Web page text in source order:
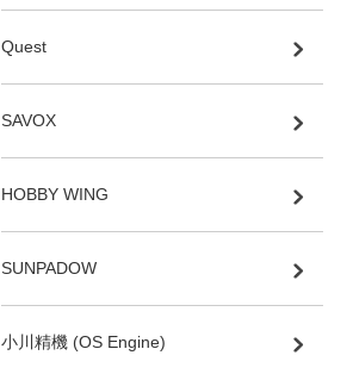
Quest
SAVOX
HOBBY WING
SUNPADOW
小川精機 (OS Engine)